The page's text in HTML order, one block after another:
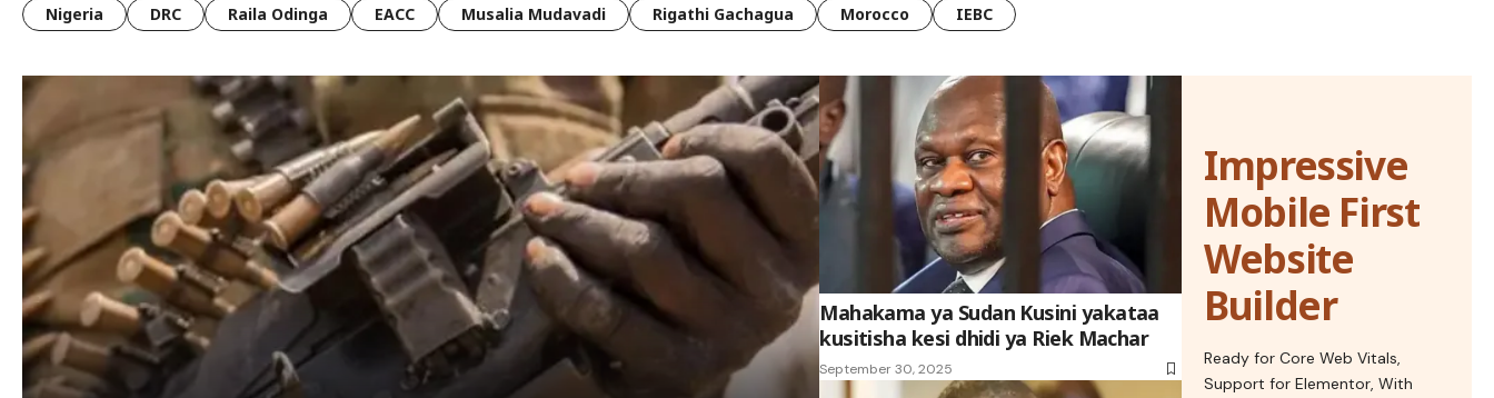
Nigeria
DRC Raila Odinga EACC Musalia Mudavadi Rigathi Gachagua Morocco IEBC
Mahakama ya Sudan Kusini yakataa
kusitisha kesi dhidi ya Riek Machar
September 30, 2025
Impressive
Mobile First
Website
Builder
Ready for Core Web Vitals,
Support for Elementor, With